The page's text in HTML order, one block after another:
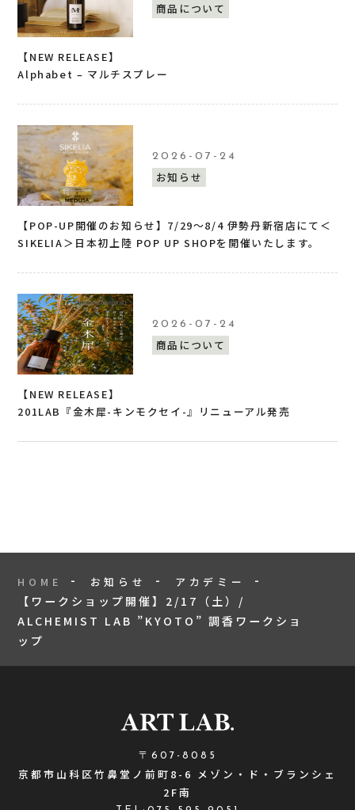
商品について
【NEW RELEASE】
Alphabet – マルチスプレー
2026-07-24
お知らせ
【POP-UP開催のお知らせ】7/29〜8/4 伊勢丹新宿店にて＜
SIKELIA＞日本初上陸 POP UP SHOPを開催いたします。
2026-07-24
商品について
【NEW RELEASE】
201LAB『金木犀-キンモクセイ-』リニューアル発売
HOME お知らせ アカデミー
【ワークショップ開催】2/17（土）/
ALCHEMIST LAB ”KYOTO” 調香ワークショ
ップ
〒607-8085
京都市山科区竹鼻堂ノ前町8-6 メゾン・ド・ブランシェ
2F南